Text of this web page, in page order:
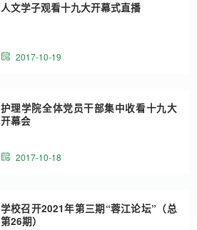
人文学子观看十九大开幕式直播
2017-10-19
护理学院全体党员干部集中收看十九大
开幕会
2017-10-18
学校召开2021年第三期“蓉江论坛”（总
第26期）